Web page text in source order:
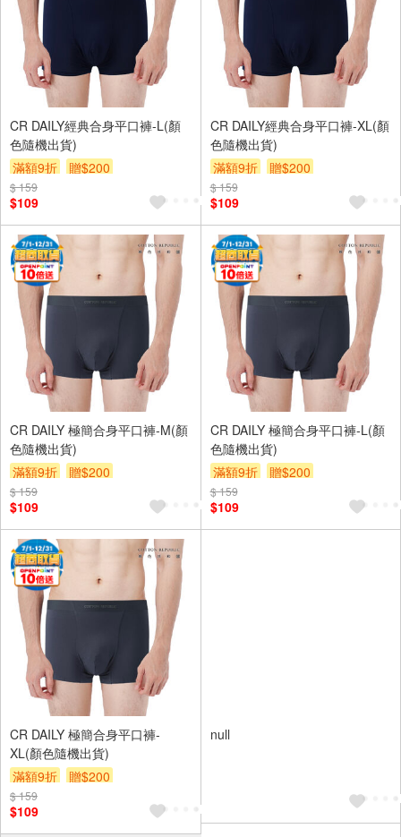
CR DAILY經典合身平口褲-L(顏
色隨機出貨)
滿額9折
贈$200
$ 159
$109
CR DAILY經典合身平口褲-XL(顏
色隨機出貨)
滿額9折
贈$200
$ 159
$109
CR DAILY 極簡合身平口褲-M(顏
色隨機出貨)
滿額9折
贈$200
$ 159
$109
CR DAILY 極簡合身平口褲-L(顏
色隨機出貨)
滿額9折
贈$200
$ 159
$109
CR DAILY 極簡合身平口褲-
XL(顏色隨機出貨)
滿額9折
贈$200
$ 159
$109
null